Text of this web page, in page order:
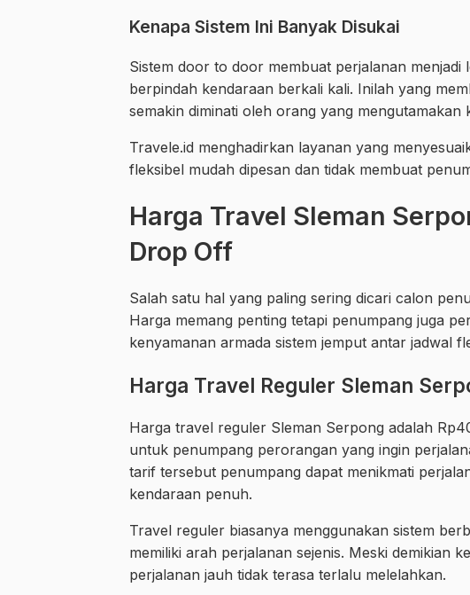
Kenapa Sistem Ini Banyak Disukai
Sistem door to door membuat perjalanan
berpindah kendaraan berkali kali. Inilah yang
semakin diminati oleh orang yang mengutamakan
Travele.id menghadirkan layanan yang
fleksibel mudah dipesan dan tidak membuat
Harga Travel Sleman
Drop Off
Salah satu hal yang paling sering dicari calon
Harga memang penting tetapi penumpang juga
kenyamanan armada sistem jemput antar jadwal
Harga Travel Reguler Sleman
Harga travel reguler Sleman Serpong adalah
untuk penumpang perorangan yang ingin
tarif tersebut penumpang dapat menikmati
kendaraan penuh.
Travel reguler biasanya menggunakan sistem
memiliki arah perjalanan sejenis. Meski demikian
perjalanan jauh tidak terasa terlalu melelahkan.